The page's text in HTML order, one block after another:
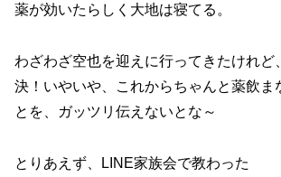
薬が効いたらしく大地は寝てる。
わざわざ空也を迎えに行ってきたけれど
決！いやいや、これからちゃんと薬飲ま
とを、ガッツリ伝えないとな～
とりあえず、LINE家族会で教わった